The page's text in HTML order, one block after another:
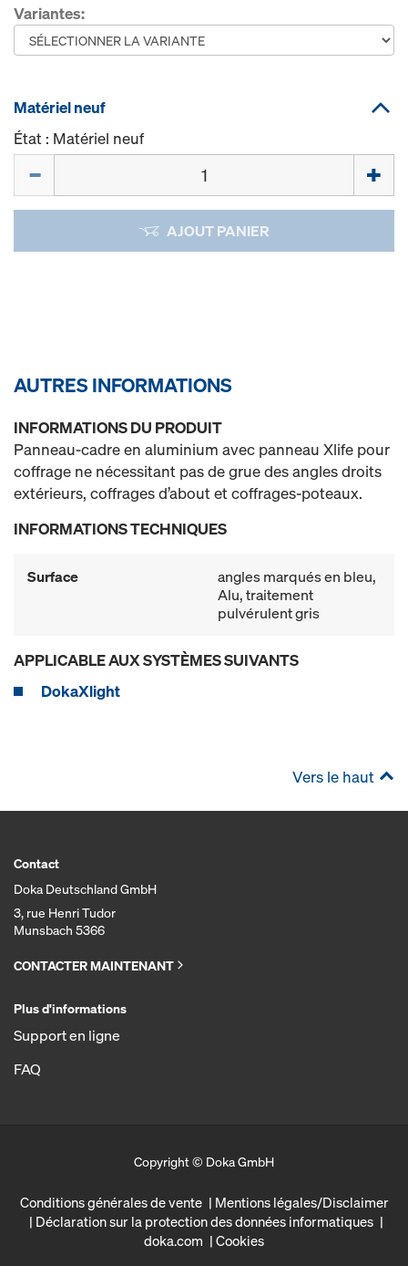
Variantes:
Matériel neuf
État : Matériel neuf
AJOUT PANIER
AUTRES INFORMATIONS
INFORMATIONS DU PRODUIT
Panneau-cadre en aluminium avec panneau Xlife pour
coffrage ne nécessitant pas de grue des angles droits
extérieurs, coffrages d’about et coffrages-poteaux.
INFORMATIONS TECHNIQUES
Surface
angles marqués en bleu,
Alu, traitement
pulvérulent gris
APPLICABLE AUX SYSTÈMES SUIVANTS
DokaXlight
Vers le haut
Contact
Doka Deutschland GmbH
3, rue Henri Tudor
Munsbach 5366
CONTACTER MAINTENANT
Plus d'informations
Support en ligne
FAQ
Copyright © Doka GmbH
Conditions générales de vente
Mentions légales/Disclaimer
Déclaration sur la protection des données informatiques
doka.com
Cookies